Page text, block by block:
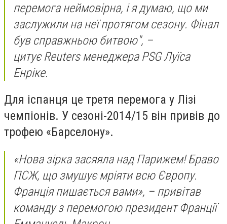
перемога неймовірна, і я думаю, що ми
заслужили на неї протягом сезону. Фінал
був справжньою битвою", –
цитує Reuters менеджера PSG Луїса
Енріке.
Для іспанця це третя перемога у Лізі
чемпіонів. У сезоні-2014/15 він привів до
трофею «Барселону».
«Нова зірка засяяла над Парижем! Браво
ПСЖ, що змушує мріяти всю Європу.
Франція пишається вами», – привітав
команду з перемогою президент Франції